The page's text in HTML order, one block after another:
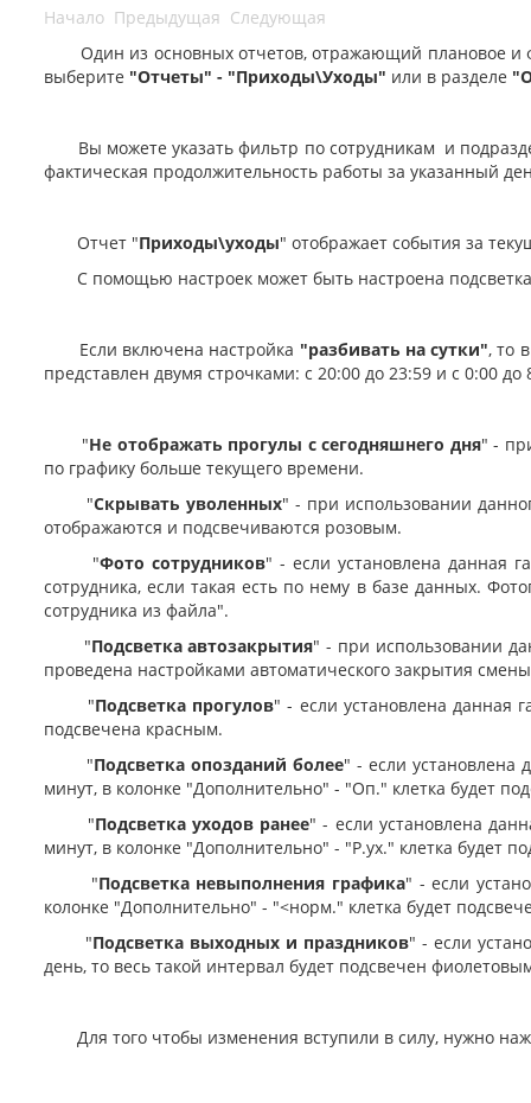
Начало Предыдущая Следующая
Один из основных отчетов, отражающий плановое и
выберите "Отчеты" - "Приходы\Уходы" или в разделе
Вы можете указать фильтр по сотрудникам и
фактическая продолжительность работы за указанный
Отчет "Приходы\уходы" отображает события за
C помощью настроек может быть настроена подсветка
Если включена настройка "разбивать на сутки", то
представлен двумя строчками: с 20:00 до 23:59 и с 0:00 до
"Не отображать прогулы с сегодняшнего дня" -
по графику больше текущего времени.
"Скрывать уволенных" - при использовании
отображаются и подсвечиваются розовым.
"Фото сотрудников" - если установлена данная
сотрудника, если такая есть по нему в базе данных.
сотрудника из файла".
"Подсветка автозакрытия" - при использовании
проведена настройками автоматического закрытия
"Подсветка прогулов" - если установлена данная
подсвечена красным.
"Подсветка опозданий более" - если установлена
минут, в колонке "Дополнительно" - "Оп." клетка будет
"Подсветка уходов ранее" - если установлена
минут, в колонке "Дополнительно" - "Р.ух." клетка будет
"Подсветка невыполнения графика" - если
колонке "Дополнительно" - "<норм." клетка будет
"Подсветка выходных и праздников" - если
день, то весь такой интервал будет подсвечен
Для того чтобы изменения вступили в силу, нужно